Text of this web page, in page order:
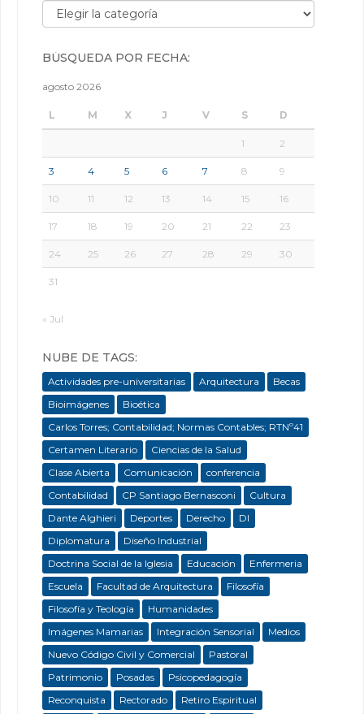
Búsqueda por categorías:
BÚSQUEDA POR FECHA:
agosto 2026
L M X J V S D
1 2
3 4 5 6 7 8 9
10 11 12 13 14 15 16
17 18 19 20 21 22 23
24 25 26 27 28 29 30
31
« Jul
NUBE DE TAGS:
Actividades pre-universitarias Arquitectura
Becas
Bioimágenes
Bioética
Carlos Torres; Contabilidad; Normas Contables; RTNº41
Certamen Literario
Ciencias de la Salud
Clase Abierta
Comunicación
conferencia
Contabilidad
CP Santiago Bernasconi
Cultura
Dante Alghieri
Deportes Derecho
DI
Diplomatura
Diseño Industrial
Doctrina Social de la Iglesia
Educación
Enfermeria
Escuela
Facultad de Arquitectura
Filosofía
Filosofía y Teología
Humanidades
Imágenes Mamarias
Integración Sensorial
Medios
Nuevo Código Civil y Comercial
Pastoral
Patrimonio
Posadas
Psicopedagogía
Reconquista
Rectorado
Retiro Espiritual